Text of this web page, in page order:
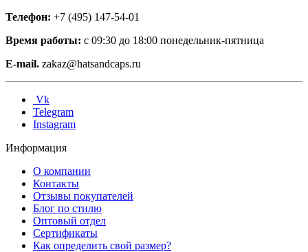
Телефон: +7 (495) 147-54-01
Время работы: с 09:30 до 18:00 понедельник-пятница
E-mail. zakaz@hatsandcaps.ru
Vk
Telegram
Instagram
Информация
О компании
Контакты
Отзывы покупателей
Блог по стилю
Оптовый отдел
Сертификаты
Как определить свой размер?